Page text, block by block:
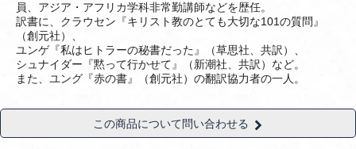
員、アジア・アフリカ学科非常勤講師などを歴任。
訳書に、クラウセン『キリスト教のとても大切な101の質問』
（創元社）、
ユンゲ『私はヒトラーの秘書だった』（草思社、共訳）、
シュナイダー『黙って行かせて』（新潮社、共訳）など。
また、ユング『赤の書』（創元社）の翻訳協力者の一人。
この商品について問い合わせる